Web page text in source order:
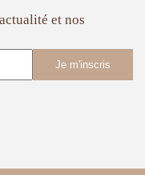
et nos